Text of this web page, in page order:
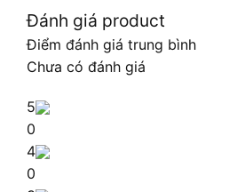
Đánh giá product
Điểm đánh giá trung bình
Chưa có đánh giá
5
0
4
0